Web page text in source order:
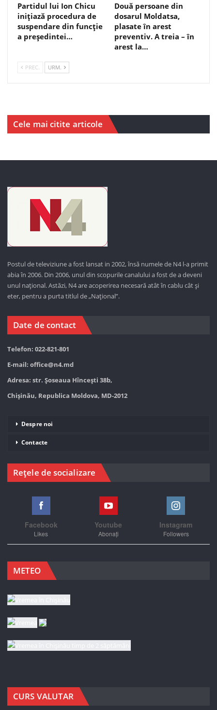
Partidul lui Ion Chicu
inițiază procedura de
suspendare din funcție
a președintei…
Două persoane din
dosarul Moldatsa,
plasate în arest
preventiv. A treia – în
arest la…
PREC. URM.
Cele mai citite articole
Postul de televiziune a fost lansat in 2002, însă numele de N4 l-a primit
abia în 2006. Din 2006, unul din scopurile canalului a fost de a deveni
unul național. Astăzi, N4 are acoperirea necesară atât în cablu cât și
eter, pentru a purta titlul de „Național”.
Date de contact
Telefon: 022-821-801
E-mail: office@n4.md
Adresa: str. Șoseaua Hînceşti 38b,
Chișinău, Republica Moldova, MD-2012
Despre noi
Contacte
Rețele de socializare
Facebook
Likes
Youtube
Abonați
Instagram
Followers
METEO
CURS VALUTAR